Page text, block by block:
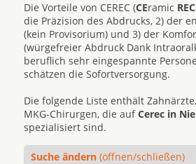
Die Vorteile von CEREC (CEramic REC
die Präzision des Abdrucks, 2) der
(kein Provisorium) und 3) der
(würgefreier Abdruck Dank
beruflich sehr eingespannte
schätzen die Sofortversorgung.
Die folgende Liste enthält
MKG-Chirurgen, die aufCerec in
spezialisiert sind.
Suche ändern (öffnen/schließen)